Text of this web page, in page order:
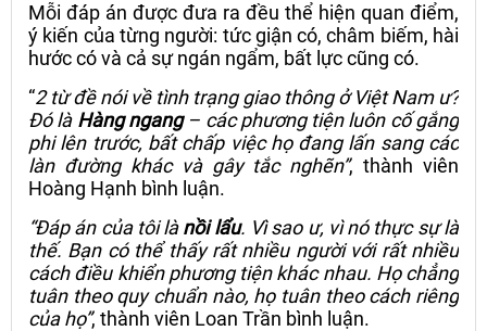
Mỗi đáp án được đưa ra đều thể hiện quan điểm,
ý kiến của từng người: tức giận có, châm biếm, hài
hước có và cả sự ngán ngẩm, bất lực cũng có.
“2 từ đề nói về tình trạng giao thông ở Việt Nam ư?
Đó là Hàng ngang – các phương tiện luôn cố gắng
phi lên trước, bất chấp việc họ đang lấn sang các
làn đường khác và gây tắc nghẽn”, thành viên
Hoàng Hạnh bình luận.
“Đáp án của tôi là nồi lẩu. Vì sao ư, vì nó thực sự là
thế. Bạn có thể thấy rất nhiều người với rất nhiều
cách điều khiển phương tiện khác nhau. Họ chẳng
tuân theo quy chuẩn nào, họ tuân theo cách riêng
của họ”, thành viên Loan Trần bình luận.